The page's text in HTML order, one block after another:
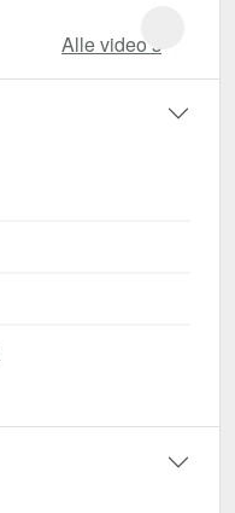
Alle video‘s